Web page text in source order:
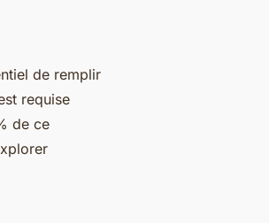
de remplir
requise
de ce